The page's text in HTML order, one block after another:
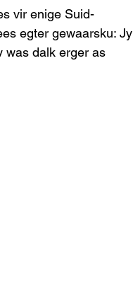
vir enige Suid-
egter gewaarsku: Jy
was dalk erger as